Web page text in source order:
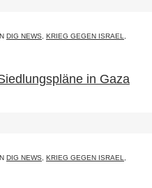
DIG NEWS KRIEG GEGEN ISRAEL
in Gaza
DIG NEWS KRIEG GEGEN ISRAEL